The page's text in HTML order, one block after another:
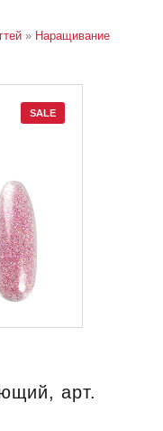
» Наращивание
SALE
арт.